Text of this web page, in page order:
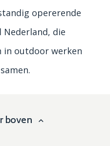
opererende
die
in outdoor werken
boven